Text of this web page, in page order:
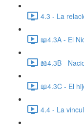
4.3 - La
📖4.3A - El
📖4.3B -
📖4.3C - El
4.4 - La